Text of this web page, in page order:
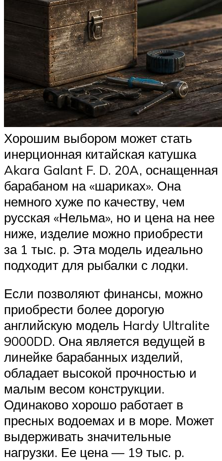
Хорошим выбором может стать
инерционная китайская катушка
Akara Galant F. D. 20A, оснащенная
барабаном на «шариках». Она
немного хуже по качеству, чем
русская «Нельма», но и цена на нее
ниже, изделие можно приобрести
за 1 тыс. р. Эта модель идеально
подходит для рыбалки с лодки.
Если позволяют финансы, можно
приобрести более дорогую
английскую модель Hardy Ultralite
9000DD. Она является ведущей в
линейке барабанных изделий,
обладает высокой прочностью и
малым весом конструкции.
Одинаково хорошо работает в
пресных водоемах и в море. Может
выдерживать значительные
нагрузки. Ее цена — 19 тыс. р.